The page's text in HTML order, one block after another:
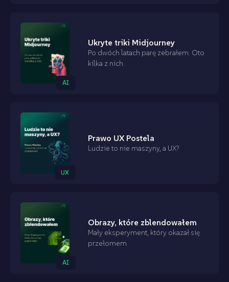
AI
Ukryte triki Midjourney
Po dwóch latach parę zebrałem. Oto
kilka z nich.
UX
Prawo UX Postela
Ludzie to nie maszyny, a UX?
AI
Obrazy, które zblendowałem
Mały eksperyment, który okazał się
przełomem